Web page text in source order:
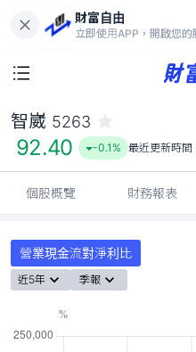
財富自由
立即使用APP，開啟您的
92.40
智崴 5263
92.40 -0.1% 最近更新時間
個股概覽 財務報表
營業現金流對淨利比
近5年 季報